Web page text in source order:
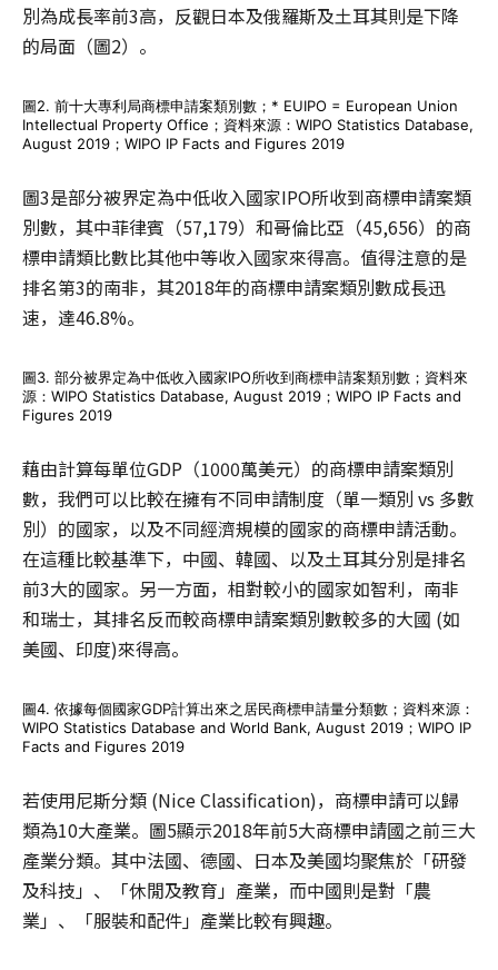
別為成長率前3高，反觀日本及俄羅斯及土耳其則是下降
的局面（圖2）。
圖2. 前十大專利局商標申請案類別數；* EUIPO = European Union
Intellectual Property Office；資料來源：WIPO Statistics Database,
August 2019；WIPO IP Facts and Figures 2019
圖3是部分被界定為中低收入國家IPO所收到商標申請案類
別數，其中菲律賓（57,179）和哥倫比亞（45,656）的商
標申請類比數比其他中等收入國家來得高。值得注意的是
排名第3的南非，其2018年的商標申請案類別數成長迅
速，達46.8%。
圖3. 部分被界定為中低收入國家IPO所收到商標申請案類別數；資料來
源：WIPO Statistics Database, August 2019；WIPO IP Facts and
Figures 2019
藉由計算每單位GDP（1000萬美元）的商標申請案類別
數，我們可以比較在擁有不同申請制度（單一類別 vs 多數
別）的國家，以及不同經濟規模的國家的商標申請活動。
在這種比較基準下，中國、韓國、以及土耳其分別是排名
前3大的國家。另一方面，相對較小的國家如智利，南非
和瑞士，其排名反而較商標申請案類別數較多的大國 (如
美國、印度)來得高。
圖4. 依據每個國家GDP計算出來之居民商標申請量分類數；資料來源：
WIPO Statistics Database and World Bank, August 2019；WIPO IP
Facts and Figures 2019
若使用尼斯分類 (Nice Classification)，商標申請可以歸
類為10大產業。圖5顯示2018年前5大商標申請國之前三大
產業分類。其中法國、德國、日本及美國均聚焦於「研發
及科技」、「休閒及教育」產業，而中國則是對「農
業」、「服裝和配件」產業比較有興趣。